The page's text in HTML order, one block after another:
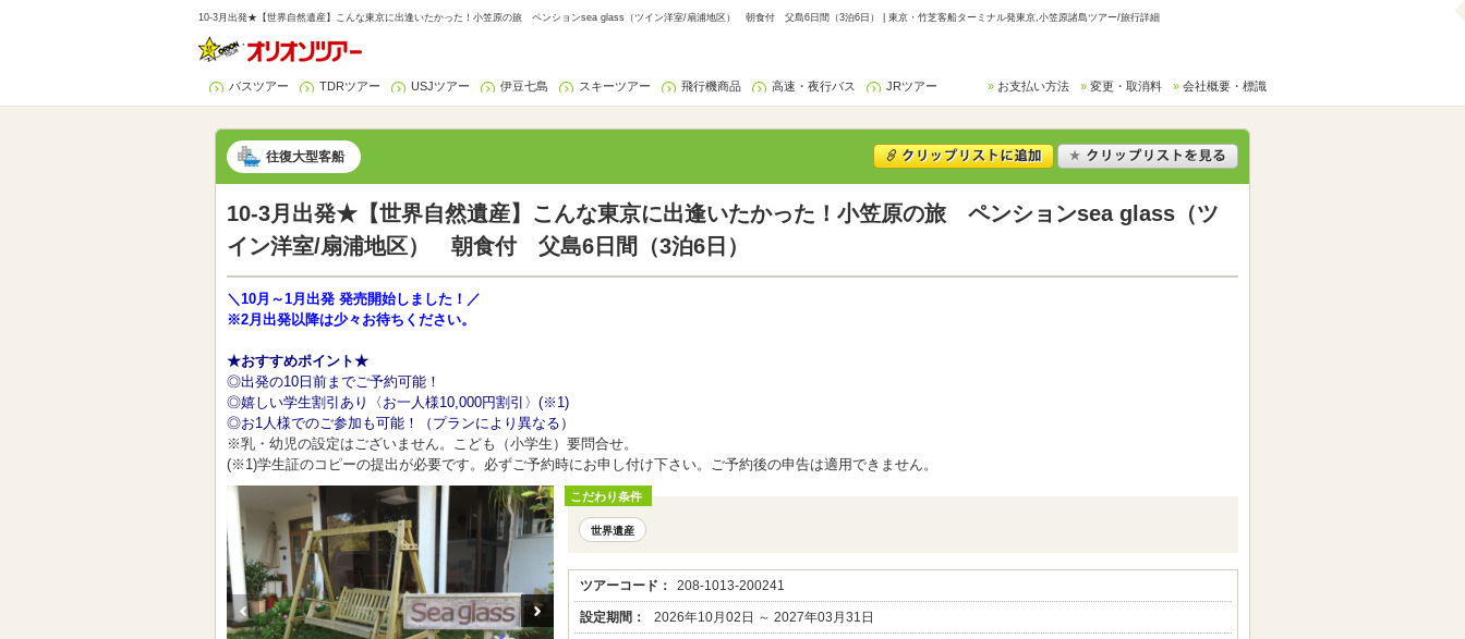
10-3月出発★【世界自然遺産】こんな東京に出逢いたかった！小笠原の旅 ペンションsea glass（ツイン洋室/扇浦地区） 朝食付 父島6日間（3泊6日） | 東京・竹芝客船ターミナル発東京,小笠原諸島ツアー/旅行詳細
バスツアー TDRツアー USJツアー 伊豆七島 スキーツアー 飛行機商品 高速・夜行バス JRツアー お支払い方法 変更・取消料 会社概要・標識
往復大型客船
10-3月出発★【世界自然遺産】こんな東京に出逢いたかった！小笠原の旅 ペンションsea glass（ツ
イン洋室/扇浦地区） 朝食付 父島6日間（3泊6日）
＼10月～1月出発 発売開始しました！／
※2月出発以降は少々お待ちください。
★おすすめポイント★
◎出発の10日前までご予約可能！
◎嬉しい学生割引あり〈お一人様10,000円割引〉(※1)
◎お1人様でのご参加も可能！（プランにより異なる）
※乳・幼児の設定はございません。こども（小学生）要問合せ。
(※1)学生証のコピーの提出が必要です。必ずご予約時にお申し付け下さい。ご予約後の申告は適用できません。
こだわり条件
世界遺産
ツアーコード： 208-1013-200241
設定期間： 2026年10月02日 ～ 2027年03月31日